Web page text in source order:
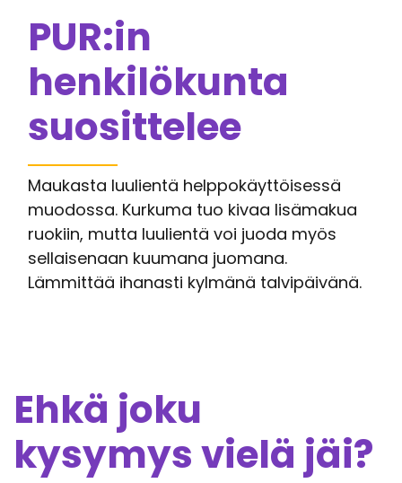
PUR:in
henkilökunta
suosittelee
Maukasta luulientä helppokäyttöisessä
muodossa. Kurkuma tuo kivaa lisämakua
ruokiin, mutta luulientä voi juoda myös
sellaisenaan kuumana juomana.
Lämmittää ihanasti kylmänä talvipäivänä.
Ehkä joku
kysymys vielä jäi?